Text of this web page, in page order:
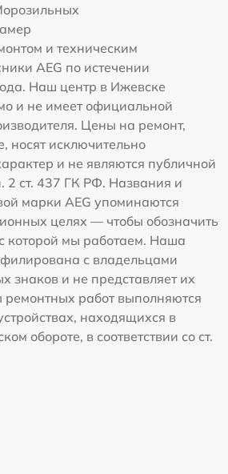
и техническим
AEG по истечении
Наш центр в Ижевске
и не имеет официальной
Цены на ремонт,
носят исключительно
и не являются публичной
2 ст. 437 ГК РФ. Названия и
марки AEG упоминаются
целях — чтобы обозначить
которой мы работаем. Наша
с владельцами
знаков и не представляет их
ремонтных работ выполняются
находящихся в
обороте, в соответствии со ст.